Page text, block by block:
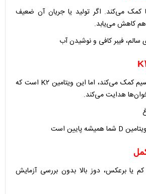
می‌کند. اگر تولید یا جریان آن ضعیف
فیبر کافی و نوشیدن آب
ویتامین D به جذب کلسیم کمک می‌کند، اما این ویتامین K۲ است که
هدایت می‌کند.
کم یا برعکس، دوز بالا بدون بررسی آزمایش